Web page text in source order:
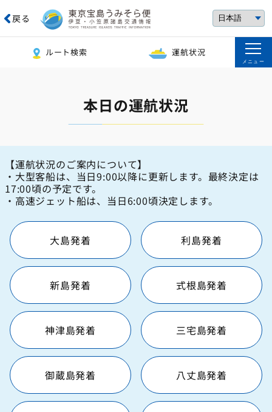
戻る
ルート検索 運航状況
メニュー
本日の運航状況
【運航状況のご案内について】
・大型客船は、当日9:00以降に更新します。最終決定は
17:00頃の予定です。
・高速ジェット船は、当日6:00頃決定します。
大島発着 利島発着
新島発着 式根島発着
神津島発着 三宅島発着
御蔵島発着 八丈島発着